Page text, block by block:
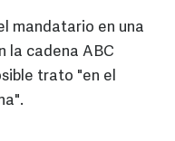
mandatario en una
la cadena ABC
trato "en el